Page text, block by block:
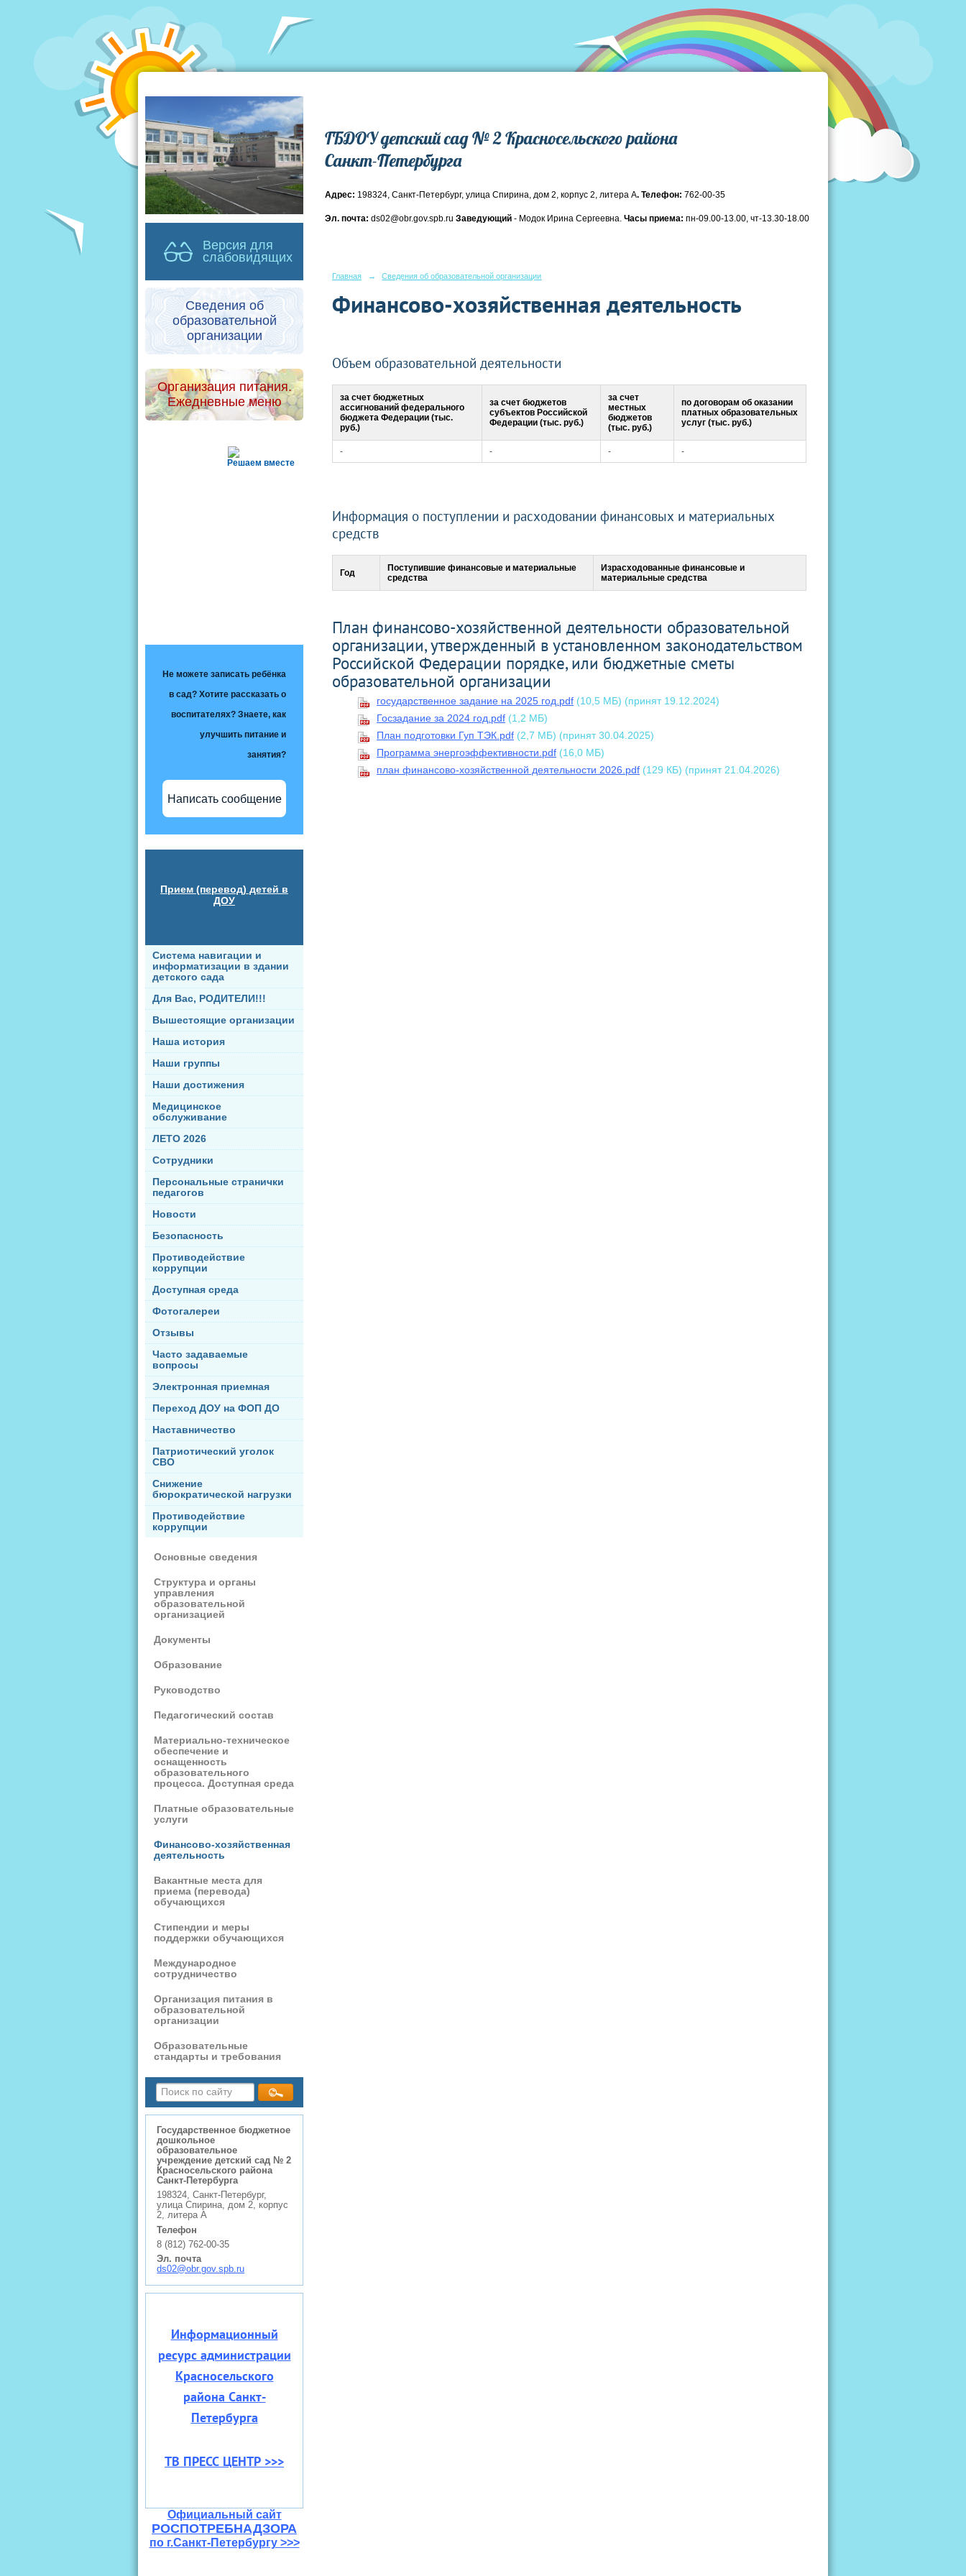
Версия для
слабовидящих
Сведения об
образовательной
организации
Организация питания.
Ежедневные меню
Решаем вместе
Не можете записать ребёнка
в сад? Хотите рассказать о
воспитателях? Знаете, как
улучшить питание и
занятия?
Написать сообщение
Прием (перевод) детей в
ДОУ
Система навигации и
информатизации в здании
детского сада
Для Вас, РОДИТЕЛИ!!!
Вышестоящие организации
Наша история
Наши группы
Наши достижения
Медицинское
обслуживание
ЛЕТО 2026
Сотрудники
Персональные странички
педагогов
Новости
Безопасность
Противодействие
коррупции
Доступная среда
Фотогалереи
Отзывы
Часто задаваемые
вопросы
Электронная приемная
Переход ДОУ на ФОП ДО
Наставничество
Патриотический уголок
СВО
Снижение
бюрократической нагрузки
Противодействие
коррупции
Основные сведения
Структура и органы
управления
образовательной
организацией
Документы
Образование
Руководство
Педагогический состав
Материально-техническое
обеспечение и
оснащенность
образовательного
процесса. Доступная среда
Платные образовательные
услуги
Финансово-хозяйственная
деятельность
Вакантные места для
приема (перевода)
обучающихся
Стипендии и меры
поддержки обучающихся
Международное
сотрудничество
Организация питания в
образовательной
организации
Образовательные
стандарты и требования
Государственное бюджетное
дошкольное
образовательное
учреждение детский сад № 2
Красносельского района
Санкт-Петербурга
198324, Санкт-Петербург,
улица Спирина, дом 2, корпус
2, литера А
Телефон
8 (812) 762-00-35
Эл. почта
ds02@obr.gov.spb.ru
Информационный
ресурс администрации
Красносельского
района Санкт-
Петербурга
ТВ ПРЕСС ЦЕНТР >>>
Официальный сайт
РОСПОТРЕБНАДЗОРА
по г.Санкт-Петербургу >>>
ГБДОУ детский сад № 2 Красносельского района
Санкт-Петербурга
Адрес: 198324, Санкт-Петербург, улица Спирина, дом 2, корпус 2, литера А. Телефон: 762-00-35
Эл. почта: ds02@obr.gov.spb.ru Заведующий - Модок Ирина Сергеевна. Часы приема: пн-09.00-13.00, чт-13.30-18.00
Главная → Сведения об образовательной организации
Финансово-хозяйственная деятельность
Объем образовательной деятельности
за счет бюджетных
ассигнований федерального
бюджета Федерации (тыс.
руб.)
за счет бюджетов
субъектов Российской
Федерации (тыс. руб.)
за счет
местных
бюджетов
(тыс. руб.)
по договорам об оказании
платных образовательных
услуг (тыс. руб.)
- - - -
Информация о поступлении и расходовании финансовых и материальных
средств
Год
Поступившие финансовые и материальные
средства
Израсходованные финансовые и
материальные средства
План финансово-хозяйственной деятельности образовательной
организации, утвержденный в установленном законодательством
Российской Федерации порядке, или бюджетные сметы
образовательной организации
государственное задание на 2025 год.pdf (10,5 МБ) (принят 19.12.2024)
Госзадание за 2024 год.pdf (1,2 МБ)
План подготовки Гуп ТЭК.pdf (2,7 МБ) (принят 30.04.2025)
Программа энергоэффективности.pdf (16,0 МБ)
план финансово-хозяйственной деятельности 2026.pdf (129 КБ) (принят 21.04.2026)